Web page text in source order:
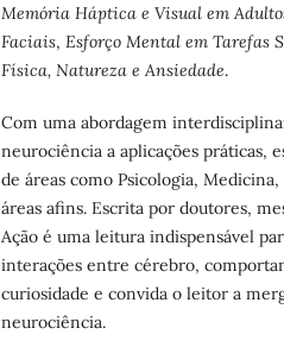
Memória Háptica e Visual em
Faciais, Esforço Mental em Tarefas
Física, Natureza e Ansiedade.
Com uma abordagem
neurociência a aplicações práticas,
de áreas como Psicologia,
áreas afins. Escrita por doutores,
Ação é uma leitura indispensável
interações entre cérebro,
curiosidade e convida o leitor a
neurociência.